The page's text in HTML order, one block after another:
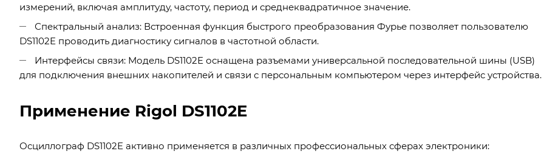
измерений, включая амплитуду, частоту, период и среднеквадратичное значение.
Спектральный анализ: Встроенная функция быстрого преобразования Фурье позволяет пользователю
DS1102E проводить диагностику сигналов в частотной области.
Интерфейсы связи: Модель DS1102E оснащена разъемами универсальной последовательной шины (USB)
для подключения внешних накопителей и связи с персональным компьютером через интерфейс устройства.
Применение Rigol DS1102E
Осциллограф DS1102E активно применяется в различных профессиональных сферах электроники: